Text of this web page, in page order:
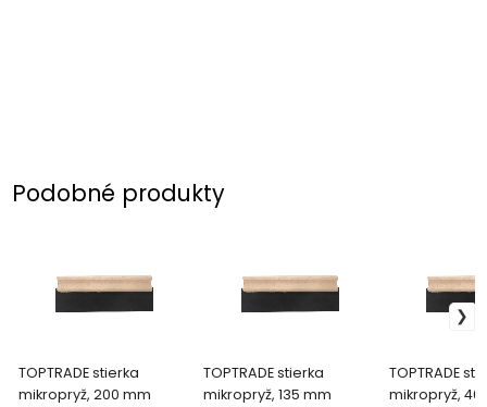
Podobné produkty
TOPTRADE stierka
mikropryž, 200 mm
TOPTRADE stierka
mikropryž, 135 mm
TOPTRADE
mikropryž,